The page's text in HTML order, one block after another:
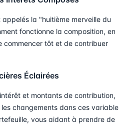
la "huitième merveille du
fonctionne la composition, en
tôt et de contribuer
Éclairées
et montants de contribution,
changements dans ces
vous aidant à prendre de